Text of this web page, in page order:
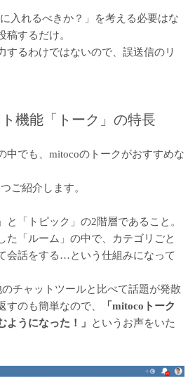
入れるべきか？」を考える必要はな
稿するだけ。
するわけではないので、誤送信のリ
機能「トーク」の特長
中でも、mitocoのトークがおすすめな
ご紹介します。
と「トピック」の2階層であること。
た「ルーム」の中で、カテゴリごと
会話をする…という仕組みになって
チャットツールと比べて話題が発散
すのも簡単なので、
「mitocoトーク
ようになった！」
というお声をいた